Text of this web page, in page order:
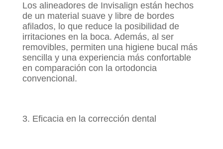
Los alineadores de Invisalign están hechos
de un material suave y libre de bordes
afilados, lo que reduce la posibilidad de
irritaciones en la boca. Además, al ser
removibles, permiten una higiene bucal más
sencilla y una experiencia más confortable
en comparación con la ortodoncia
convencional.
Eficacia en la corrección dental